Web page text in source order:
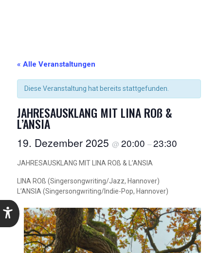
« Alle Veranstaltungen
Diese Veranstaltung hat bereits stattgefunden.
JAHRESAUSKLANG MIT LINA ROß &
L’ANSIA
19. Dezember 2025 @ 20:00 –23:30
JAHRESAUSKLANG MIT LINA ROß & L’ANSIA
LINA ROß (Singersongwriting/Jazz, Hannover)
L’ANSIA (Singersongwriting/Indie-Pop, Hannover)